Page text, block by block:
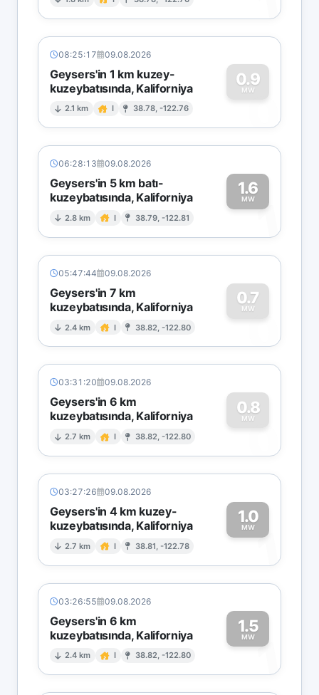
08:25:17 09.08.2026
Geysers'in 1 km kuzey-
kuzeybatısında, Kaliforniya
2.1 km I 38.78, -122.76
0.9
MW
0
06:28:13 09.08.2026
Geysers'in 5 km batı-
kuzeybatısında, Kaliforniya
2.8 km I 38.79, -122.81
1.6
MW1
05:47:44 09.08.2026
Geysers'in 7 km
kuzeybatısında, Kaliforniya
2.4 km I 38.82, -122.80
0.7
MW
0
03:31:20 09.08.2026
Geysers'in 6 km
kuzeybatısında, Kaliforniya
2.7 km I 38.82, -122.80
0.8
MW
0
03:27:26 09.08.2026
Geysers'in 4 km kuzey-
kuzeybatısında, Kaliforniya
2.7 km I 38.81, -122.78
1.0
MW1
03:26:55 09.08.2026
Geysers'in 6 km
kuzeybatısında, Kaliforniya
2.4 km I 38.82, -122.80
1.5
MW1